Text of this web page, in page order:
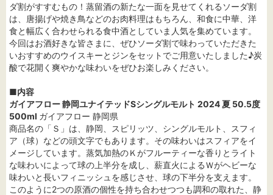
ダ割がすすむもの！蒸留酒の新たな一面を見せてくれるソーダ割
は、唐揚げや焼き鳥などのお肉料理はもちろん、和食に中華、洋
食と幅広く合わせられる食中酒としていま人気を集めています。
今回はお酒好きな皆さまに、ぜひソーダ割で味わっていただきた
いおすすめのウイスキーとジンをセットでご用意いたしました♪炭
酸で花開く爽やかな味わいをぜひお楽しみください。
■内容
ガイアフロー 静岡ユナイテッドSシングルモルト 2024 夏 50.5度
500ml ガイアフロー 静岡県
商品名の「Ｓ」は、静岡、スピリッツ、シングルモルト、スフィ
ア（球）などの頭文字でもあります。その味わいはスフィアをイ
メージしています。蒸気加熱のＫがフルーティーな香りとライト
な味わいによって球の上半分を成し、薪直火によるＷがヘビーな
味わいと長いフィニッシュを感じさせ、球の下半分を支えます。
このように2つの原酒の個性を持ち合わせつつも調和の取れた、静